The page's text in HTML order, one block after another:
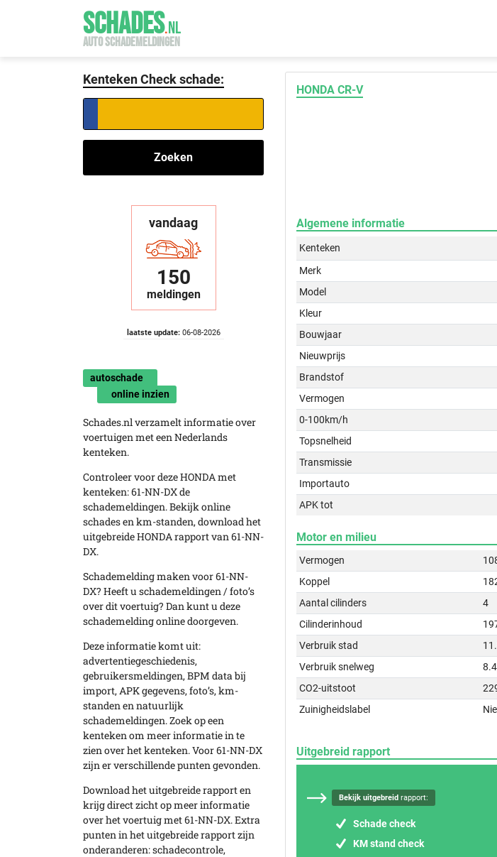
SCHADES.NL
AUTO SCHADEMELDINGEN
Kenteken Check schade:
Zoeken
vandaag
150
meldingen
laatste update:06-08-2026
autoschade
online inzien
Schades.nl verzamelt informatie over
voertuigen met een Nederlands
kenteken.
Controleer voor deze HONDA met
kenteken: 61-NN-DX de
schademeldingen. Bekijk online
schades en km-standen, download het
uitgebreide HONDA rapport van 61-NN-
DX.
Schademelding maken voor 61-NN-
DX? Heeft u schademeldingen / foto’s
over dit voertuig? Dan kunt u deze
schademelding online doorgeven.
Deze informatie komt uit:
advertentiegeschiedenis,
gebruikersmeldingen, BPM data bij
import, APK gegevens, foto’s, km-
standen en natuurlijk
schademeldingen. Zoek op een
kenteken om meer informatie in te
zien over het kenteken. Voor 61-NN-DX
zijn er verschillende punten gevonden.
Download het uitgebreide rapport en
krijg direct zicht op meer informatie
over het voertuig met 61-NN-DX. Extra
punten in het uitgebreide rapport zijn
onderanderen: schadecontrole,
HONDA CR-V
Algemene informatie
Kenteken
Merk
Model
Kleur
Bouwjaar
Nieuwprijs
Brandstof
Vermogen
0-100km/h
Topsnelheid
Transmissie
Importauto
APK tot
Motor en milieu
Vermogen
Koppel
Aantal cilinders
4
Cilinderinhoud
Verbruik stad
Verbruik snelweg
CO2-uitstoot
Zuinigheidslabel
Uitgebreid rapport
Bekijk uitgebreid rapport:
Schade check
KM stand check